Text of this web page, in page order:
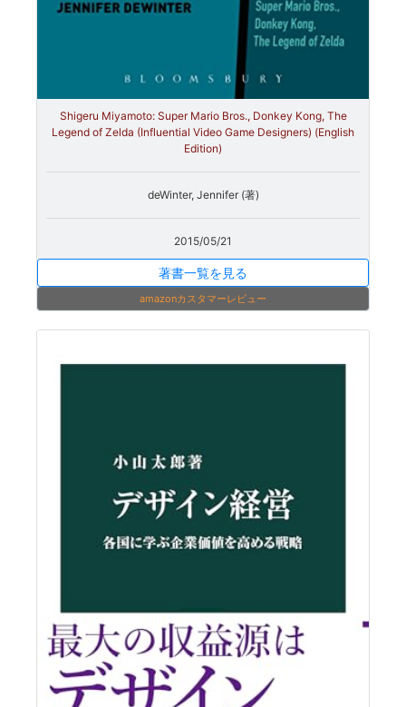
Shigeru Miyamoto: Super Mario Bros., Donkey Kong, The
Legend of Zelda (Influential Video Game Designers) (English
Edition)
deWinter, Jennifer (著)
2015/05/21
著書一覧を見る
amazonカスタマーレビュー